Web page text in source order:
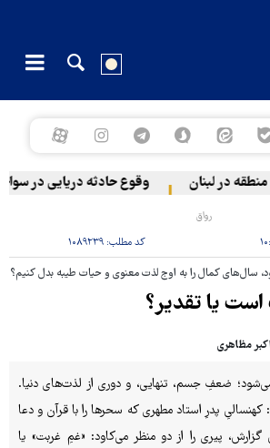
در لبنان وقوع حادثه دریایی در سواحل
رواق
کد مطلب:۱۰۸۹۲۳۹
سال‌های کمال را به اوج لذت معنوی و حیات طیبه بدل کنیم؟
است یا تقدیر؟
مظاهری
ضعفِ جسم، تنهایی، و دوری از لذت‌های دنیا.
پدرِ استاد مطهری که سحرها را با قرآن و دعا
گزارش، پیری را از دو منظر می‌کاود: «غمِ غربت» یا